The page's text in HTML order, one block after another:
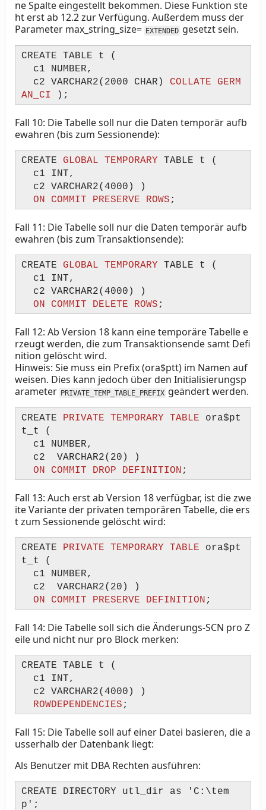
ne Spalte eingestellt bekommen. Diese Funktion ste
ht erst ab 12.2 zur Verfügung. Außerdem muss der
Parameter max_string_size= EXTENDED gesetzt sein.
CREATE TABLE t (
c1 NUMBER,
c2 VARCHAR2(2000 CHAR) COLLATE GERM
AN_CI
);
Fall 10: Die Tabelle soll nur die Daten temporär aufb
ewahren (bis zum Sessionende):
CREATE GLOBAL TEMPORARY TABLE t (
c1 INT,
c2 VARCHAR2(4000) )
ON COMMIT PRESERVE ROWS ;
Fall 11: Die Tabelle soll nur die Daten temporär aufb
ewahren (bis zum Transaktionsende):
CREATE GLOBAL TEMPORARY TABLE t (
c1 INT,
c2 VARCHAR2(4000) )
ON COMMIT DELETE ROWS ;
Fall 12: Ab Version 18 kann eine temporäre Tabelle e
rzeugt werden, die zum Transaktionsende samt Defi
nition gelöscht wird.
Hinweis: Sie muss ein Prefix (ora$ptt) im Namen auf
weisen. Dies kann jedoch über den Initialisierungsp
arameter PRIVATE_TEMP_TABLE_PREFIX geändert werden.
CREATE PRIVATE TEMPORARY TABLE ora$pt
t_t (
c1 NUMBER,
c2 VARCHAR2(20) )
ON COMMIT DROP DEFINITION ;
Fall 13: Auch erst ab Version 18 verfügbar, ist die zwe
ite Variante der privaten temporären Tabelle, die ers
t zum Sessionende gelöscht wird:
CREATE PRIVATE TEMPORARY TABLE ora$pt
t_t (
c1 NUMBER,
c2 VARCHAR2(20) )
ON COMMIT PRESERVE DEFINITION ;
Fall 14: Die Tabelle soll sich die Änderungs-SCN pro Z
eile und nicht nur pro Block merken:
CREATE TABLE t (
c1 INT,
c2 VARCHAR2(4000) )
ROWDEPENDENCIES ;
Fall 15: Die Tabelle soll auf einer Datei basieren, die a
usserhalb der Datenbank liegt:
Als Benutzer mit DBA Rechten ausführen:
CREATE DIRECTORY utl_dir as 'C:\tem
p';